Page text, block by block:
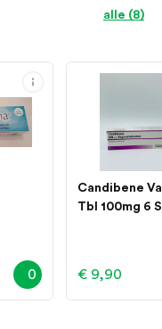
alle (8)
0
Candibene
Tbl 100mg 6
€ 9,90